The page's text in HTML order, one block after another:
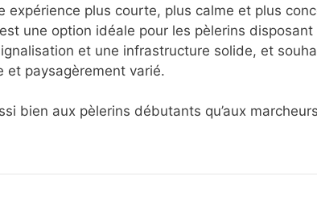
plus courte, plus calme et plus
une option idéale pour les pèlerins disposant
et une infrastructure solide, et
et paysagèrement varié.
bien aux pèlerins débutants qu’aux